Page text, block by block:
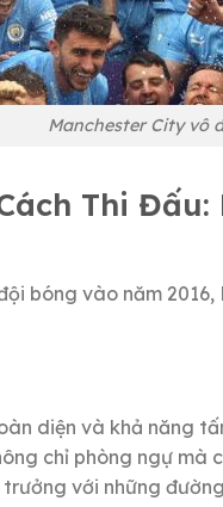
Manchester City vô
Thi
bóng vào năm
diện và khả năng
chỉ phòng ngự
với những